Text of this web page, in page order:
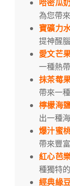
哈密瓜
為您帶
寶礦力
提神醒
愛文芒
一種熱
抹茶莓
帶來一
檸檬海
出一種
爆汁蜜
帶來豐
紅心芭
種獨特
經典緣